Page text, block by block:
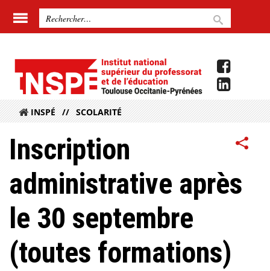
INSPÉ SCOLARITÉ
Inscription
administrative après
le 30 septembre
(toutes formations)